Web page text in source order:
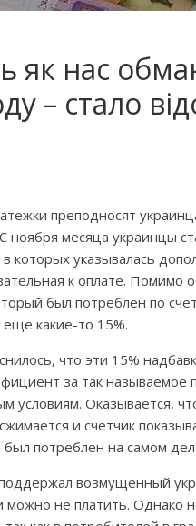
як нас
– стало
преподносят
ноября месяца украинцы
которых указывалась
к оплате. Помимо
был потреблен по
какие-то 15%.
что эти 15%
за так называемое
условиям. Оказывается,
и счетчик
потреблен на самом
возмущенный
можно не платить. Однако